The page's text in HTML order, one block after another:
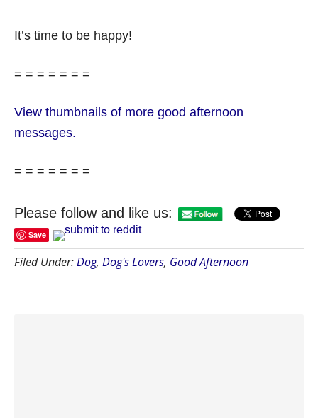
It’s time to be happy!
= = = = = = =
View thumbnails of more good afternoon
messages.
= = = = = = =
Please follow and like us:
Save
Filed Under:Dog, Dog's Lovers, Good Afternoon